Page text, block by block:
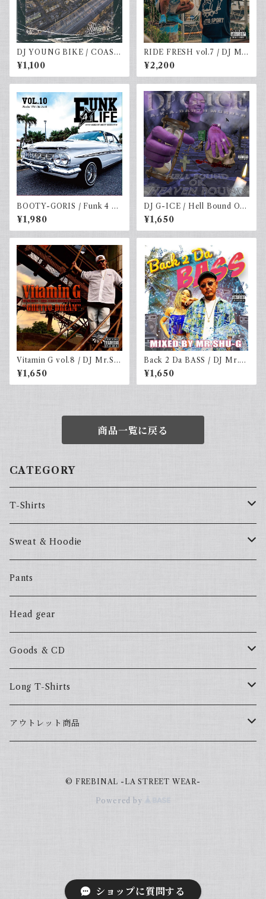
ショップに質問する
DJ YOUNG BIKE / COAST
2 COAST vol.9
¥1,100
RIDE FRESH vol.7 / DJ MR
SHU-G & DJ☆GO
¥2,200
BOOTY-GORIS / Funk 4 Li
fe vol.10 (2MIXCD)
¥1,980
DJ G-ICE / Hell Bound Or
Heaven Bound
¥1,650
Vitamin G vol.8 / DJ Mr.SH
U-G
¥1,650
Back 2 Da BASS / DJ Mr.S
HU-G
¥1,650
商品一覧に戻る
CATEGORY
T-Shirts
57Fake
ALL HOOD
HOODSTAR
BIG HOMIE
Sweat & Hoodie
57Fake
ALL HOOD
HOODSTAR
BIG HOMIE
Pants
Head gear
Goods & CD
Mix CD
YamaGata Playerz
Long T-Shirts
ALLHOOD
アウトレット商品
© FREBINAL -LA STREET WEAR-
Powered by